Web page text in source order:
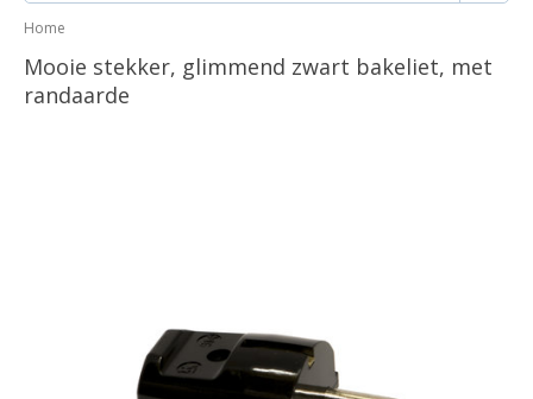
Home
Mooie stekker, glimmend zwart bakeliet, met
randaarde